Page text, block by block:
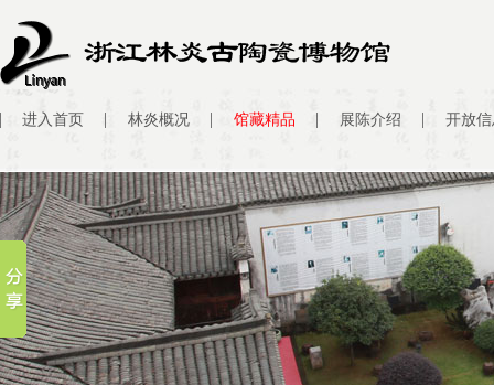
进入首页 林炎概况 馆藏精品 展陈介绍 开放